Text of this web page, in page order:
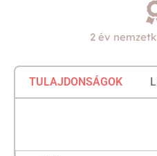
2 év
TULAJDONSÁGOK